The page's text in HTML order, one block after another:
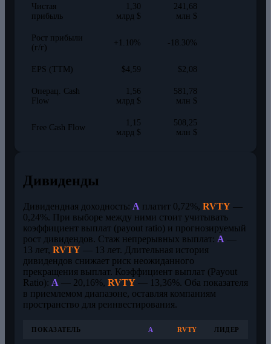
Чистая
прибыль
1,30
млрд $
241,68
млн $
Рост прибыли
(г/г)
+1.10% -18.30%
EPS (TTM) $4,59 $2,08
Операц. Cash
Flow
1,56
млрд $
581,78
млн $
Free Cash Flow
1,15
млрд $
508,25
млн $
Дивиденды
Дивидендная доходность: A платит 0,72%, RVTY —
0,24%. При выборе между ними стоит учитывать
коэффициент выплат (payout ratio) и прогнозируемый
рост дивидендов. Стаж непрерывных выплат: A —
13 лет, RVTY — 13 лет. Длительная история
дивидендов снижает риск неожиданного
прекращения выплат. Коэффициент выплат (Payout
Ratio): A — 20,16%, RVTY — 13,36%. Оба показателя
в приемлемом диапазоне, оставляя компаниям
пространство для реинвестирования.
ПОКАЗАТЕЛЬ A RVTY ЛИДЕР